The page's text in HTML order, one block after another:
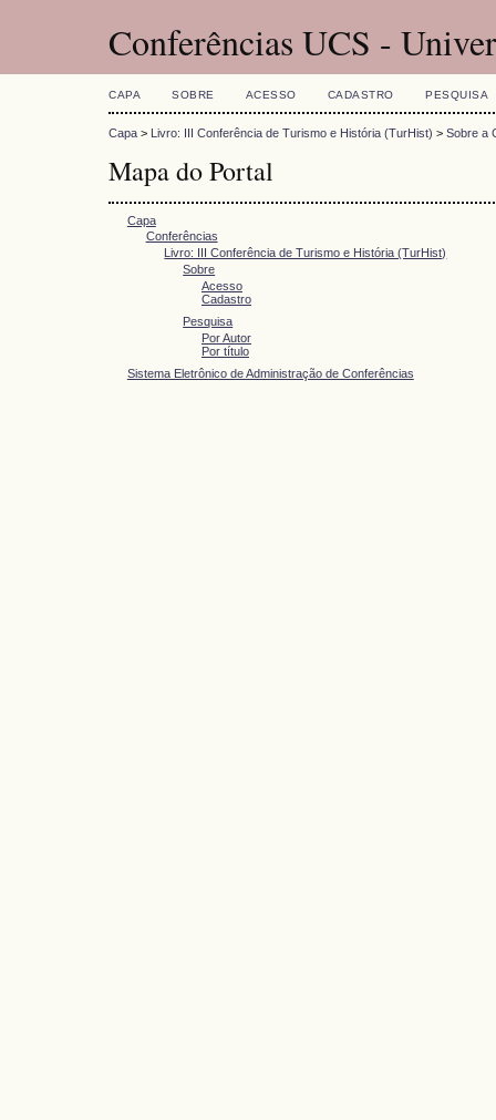
Conferências UCS -
CAPA SOBRE ACESSO CADASTRO PESQUISA
Capa > Livro: III Conferência de Turismo e História (TurHist) > Sobre a
Mapa do Portal
Capa
Conferências
Livro: III Conferência de Turismo e História (TurHist)
Sobre
Acesso
Cadastro
Pesquisa
Por Autor
Por título
Sistema Eletrônico de Administração de Conferências